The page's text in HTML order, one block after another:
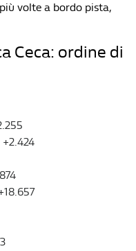
volte a bordo pista,
Ceca: ordine di